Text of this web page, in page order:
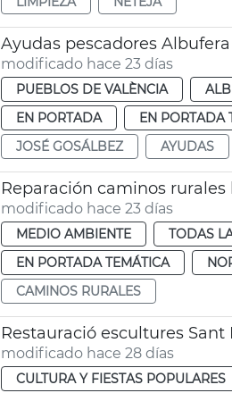
Ayudas pescadores
modificado hace 23 días
PUEBLOS DE VALÈNCIA
EN PORTADA
EN PORTADA
JOSÉ GOSÁLBEZ
AYUDAS
Reparación caminos rurales
modificado hace 23 días
MEDIO AMBIENTE TODAS
EN PORTADA TEMÁTICA
CAMINOS RURALES
Restauració escultures Sant
modificado hace 28 días
CULTURA Y FIESTAS POPULARES